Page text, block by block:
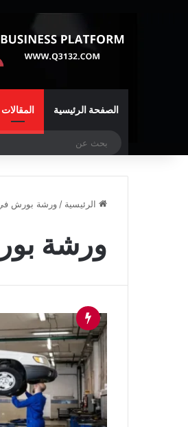
الصفحة الرئيسية المقالات
الرئيسية / ورشة بورش في
ورشة